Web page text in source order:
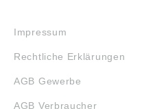
Impressum
Rechtliche Erklärungen
AGB Gewerbe
AGB Verbraucher